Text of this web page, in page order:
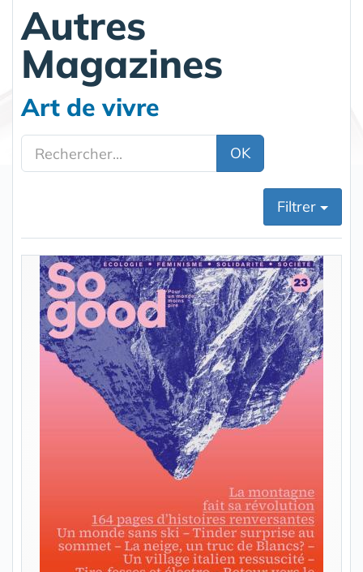
Autres
Magazines
Art de vivre
OK
Filtrer